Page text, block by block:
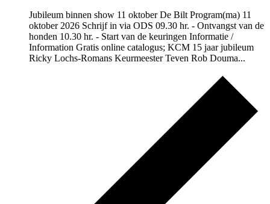
Jubileum binnen show 11 oktober De Bilt Program(ma) 11
oktober 2026 Schrijf in via ODS 09.30 hr. - Ontvangst van de
honden 10.30 hr. - Start van de keuringen Informatie /
Information Gratis online catalogus; KCM 15 jaar jubileum
Ricky Lochs-Romans Keurmeester Teven Rob Douma...